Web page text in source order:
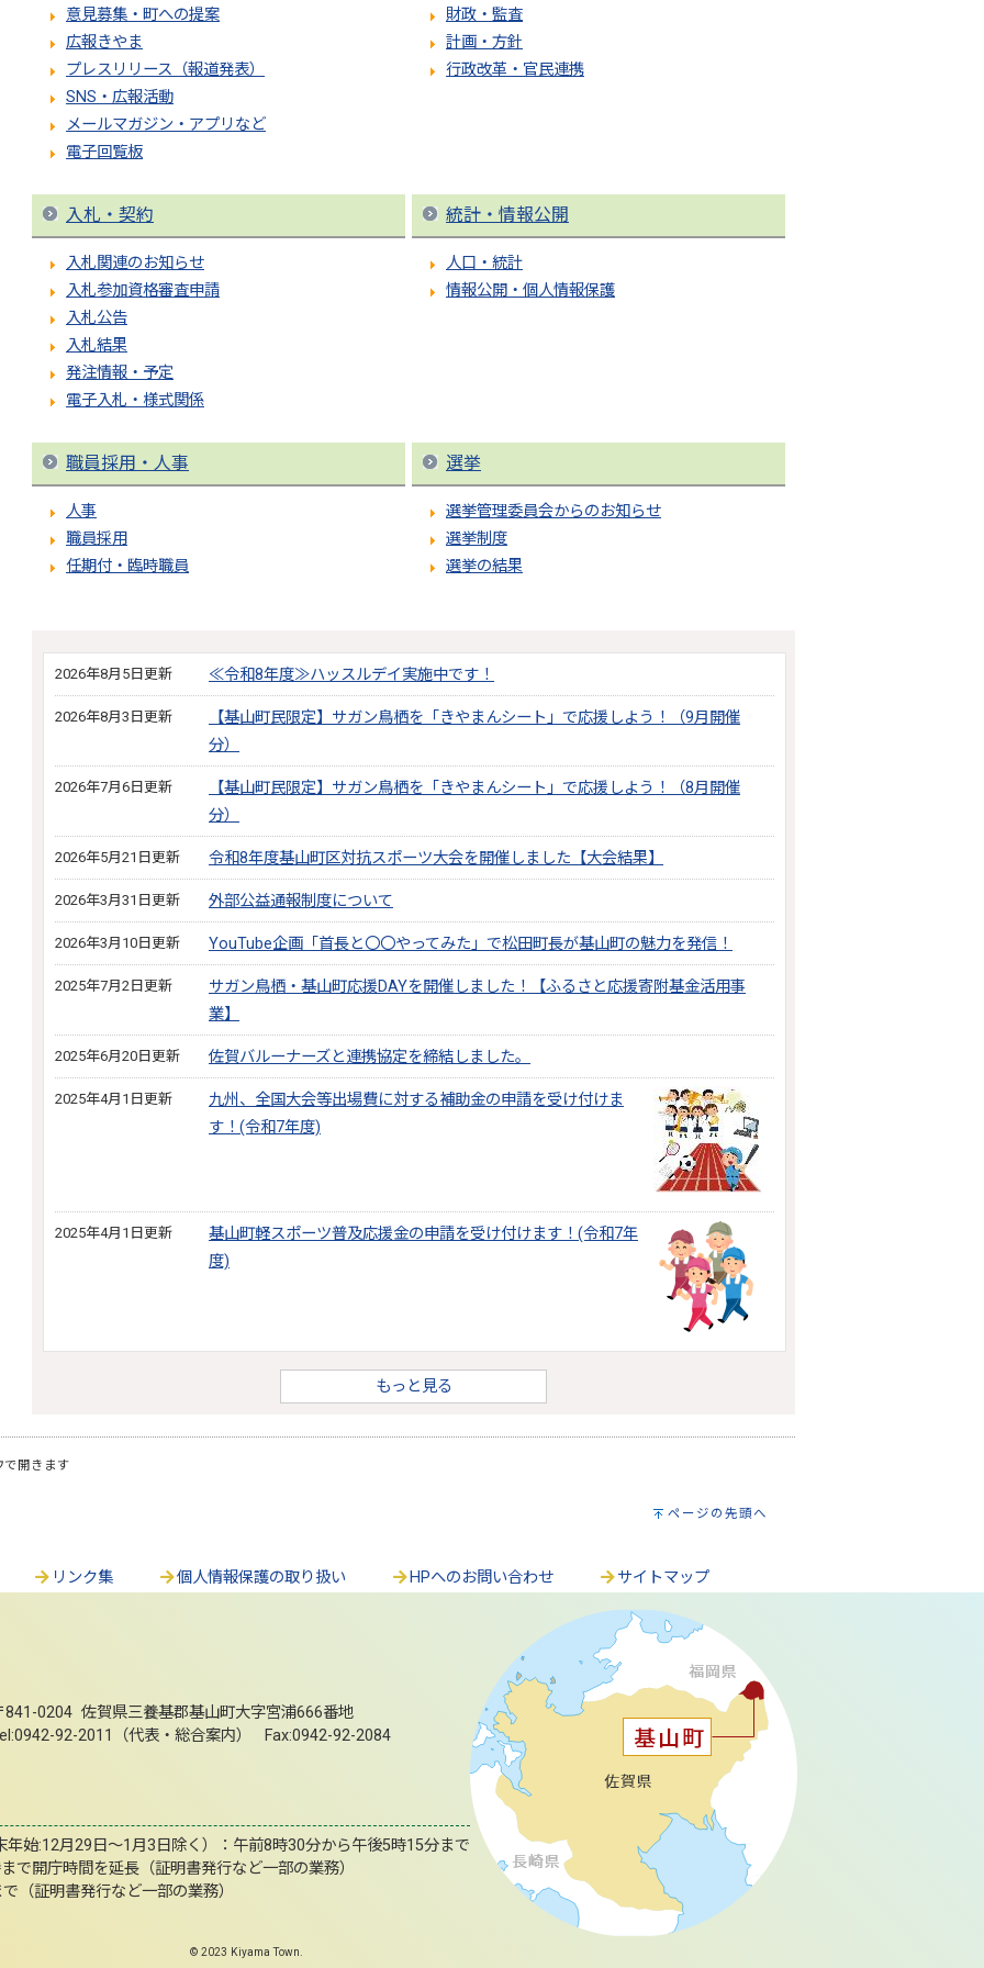
意見募集・町への提案
広報きやま
プレスリリース（報道発表）
SNS・広報活動
メールマガジン・アプリなど
電子回覧板
財政・監査
計画・方針
行政改革・官民連携
入札・契約
入札関連のお知らせ
入札参加資格審査申請
入札公告
入札結果
発注情報・予定
電子入札・様式関係
統計・情報公開
人口・統計
情報公開・個人情報保護
職員採用・人事
人事
職員採用
任期付・臨時職員
選挙
選挙管理委員会からのお知らせ
選挙制度
選挙の結果
2026年8月5日更新 ≪令和8年度≫ハッスルデイ実施中です！
2026年8月3日更新
【基山町民限定】サガン鳥栖を「きやまんシート」で応援しよう！（9月開催
分）
2026年7月6日更新
【基山町民限定】サガン鳥栖を「きやまんシート」で応援しよう！（8月開催
分）
2026年5月21日更新 令和8年度基山町区対抗スポーツ大会を開催しました【大会結果】
2026年3月31日更新 外部公益通報制度について
2026年3月10日更新 YouTube企画「首長と〇〇やってみた」で松田町長が基山町の魅力を発信！
2025年7月2日更新
サガン鳥栖・基山町応援DAYを開催しました！【ふるさと応援寄附基金活用事
業】
2025年6月20日更新 佐賀バルーナーズと連携協定を締結しました。
2025年4月1日更新
九州、全国大会等出場費に対する補助金の申請を受け付けま
す！(令和7年度)
2025年4月1日更新
基山町軽スポーツ普及応援金の申請を受け付けます！(令和7年
度)
もっと見る
で開きます
ページの先頭へ
リンク集 個人情報保護の取り扱い HPへのお問い合わせ サイトマップ
841-0204 佐賀県三養基郡基山町大字宮浦666番地
92-2011（代表・総合案内） Fax:0942-92-2084
始:12月29日～1月3日除く）：午前8時30分から午後5時15分まで
で開庁時間を延長（証明書発行など一部の業務）
（証明書発行など一部の業務）
© 2023 Kiyama Town.